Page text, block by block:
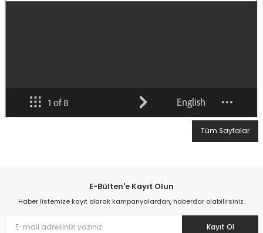
Tüm Sayfalar
E-Bülten'e Kayıt Olun
Haber listemize kayıt olarak kampanyalardan, haberdar olabilirsiniz.
Kayıt Ol